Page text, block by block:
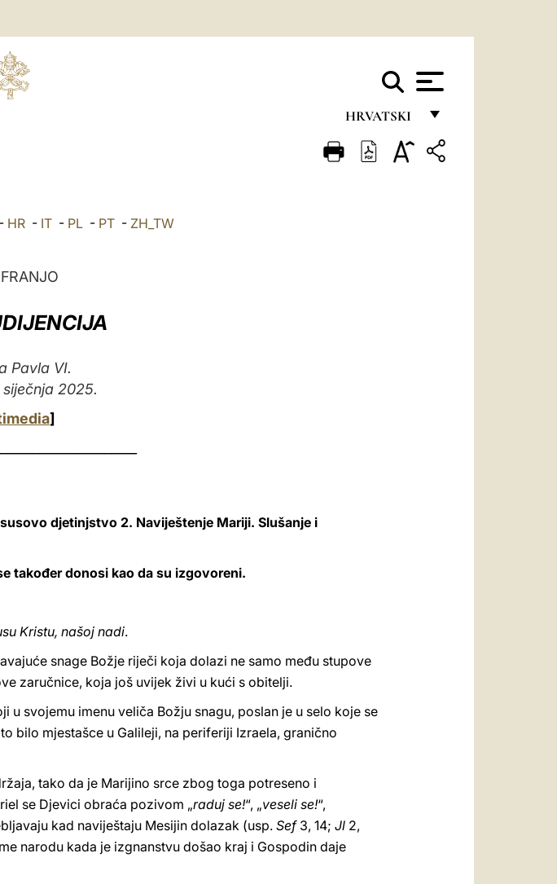
HRVATSKI
FRANÇAIS
- HR - IT - PL - PT - ZH_TW
Pavla VI.
2025.
]
djetinjstvo 2. Naviještenje Mariji. Slušanje i
također donosi kao da su izgovoreni.
Kristu, našoj nadi.
snage Božje riječi koja dolazi ne samo među stupove
zaručnice, koja još uvijek živi u kući s obitelji.
svojemu imenu veliča Božju snagu, poslan je u selo koje se
bilo mjestašce u Galileji, na periferiji Izraela, granično
tako da je Marijino srce zbog toga potreseno i
se Djevici obraća pozivom „raduj se!“, „veseli se!“,
kad naviještaju Mesijin dolazak (usp.Sef3, 14; Jl 2,
narodu kada je izgnanstvu došao kraj i Gospodin daje